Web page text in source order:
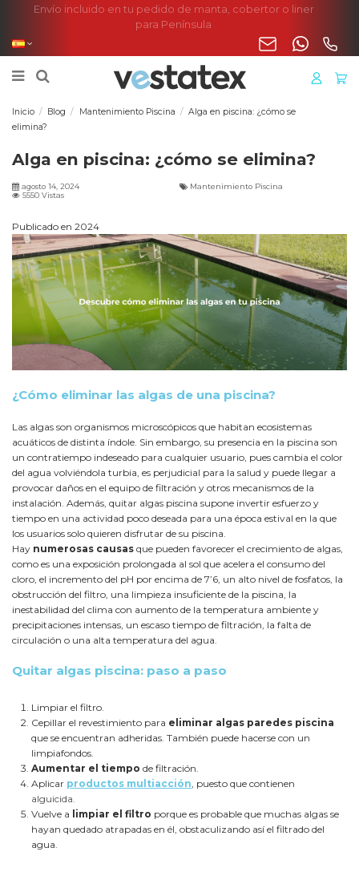
Envío incluido en tu pedido de manta, cobertor o liner
para Península
Inicio Blog Mantenimiento Piscina
Alga en piscina: ¿cómo se
elimina?
Alga en piscina: ¿cómo se elimina?
agosto 14, 2024
Mantenimiento Piscina
5550 Vistas
Publicado en 2024
¿Cómo eliminar las algas de una piscina?
Las algas son organismos microscópicos que habitan ecosistemas
acuáticos de distinta índole. Sin embargo, su presencia en la piscina son
un contratiempo indeseado para cualquier usuario, pues cambia el color
del agua volviéndola turbia, es perjudicial para la salud y puede llegar a
provocar daños en el equipo de filtración y otros mecanismos de la
instalación. Además, quitar algas piscina supone invertir esfuerzo y
tiempo en una actividad poco deseada para una época estival en la que
los usuarios solo quieren disfrutar de su piscina.
Hay numerosas causas que pueden favorecer el crecimiento de algas,
como es una exposición prolongada al sol que acelera el consumo del
cloro, el incremento del pH por encima de 7’6, un alto nivel de fosfatos, la
obstrucción del filtro, una limpieza insuficiente de la piscina, la
inestabilidad del clima con aumento de la temperatura ambiente y
precipitaciones intensas, un escaso tiempo de filtración, la falta de
circulación o una alta temperatura del agua.
Quitar algas piscina: paso a paso
Limpiar el filtro.
Cepillar el revestimiento para eliminar algas paredes piscina
que se encuentran adheridas. También puede hacerse con un
limpiafondos.
Aumentar el tiempo de filtración.
Aplicar productos multiacción , puesto que contienen
alguicida.
Vuelve a limpiar el filtro porque es probable que muchas algas se
hayan quedado atrapadas en él, obstaculizando así el filtrado del
agua.